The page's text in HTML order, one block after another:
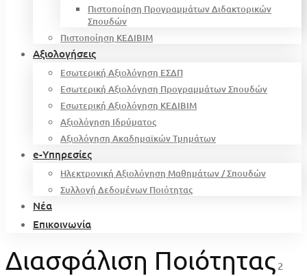
Πιστοποίηση Προγραμμάτων Διδακτορικών
Σπουδών
Πιστοποίηση ΚΕΔΙΒΙΜ
Αξιολογήσεις
Εσωτερική Αξιολόγηση ΕΣΔΠ
Εσωτερική Αξιολόγηση Προγραμμάτων Σπουδών
Εσωτερική Αξιολόγηση ΚΕΔΙΒΙΜ
Αξιολόγηση Ιδρύματος
Αξιολόγηση Ακαδημαϊκών Τμημάτων
e-Υπηρεσίες
Ηλεκτρονική Αξιολόγηση Μαθημάτων / Σπουδών
Συλλογή Δεδομένων Ποιότητας
Νέα
Επικοινωνία
Διασφάλιση Ποιότητας 2